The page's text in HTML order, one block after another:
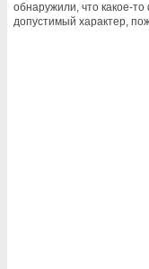
обнаружили, что какое-
допустимый характер,